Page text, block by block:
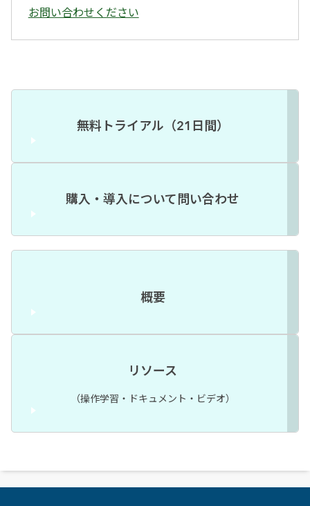
お問い合わせください
無料トライアル（21日間）
購入・導入について問い合わせ
概要
リソース
（操作学習・ドキュメント・ビデオ）